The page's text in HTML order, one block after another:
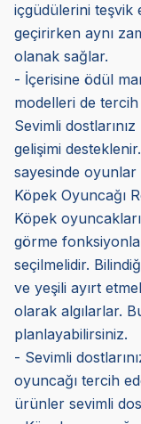
içgüdülerini teşvik
geçirirken aynı
olanak sağlar.
- İçerisine ödül
modelleri de tercih
Sevimli
gelişimi
sayesinde
Köpek Oyuncağı
Köpek
görme
seçilmelidir.
ve yeşili ayırt
olarak algılarlar.
planlayabilirsiniz.
- Sevimli
oyuncağı tercih
ürünler sevimli